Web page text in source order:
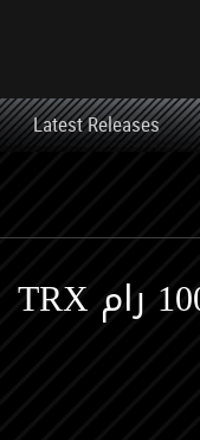
Latest Releases